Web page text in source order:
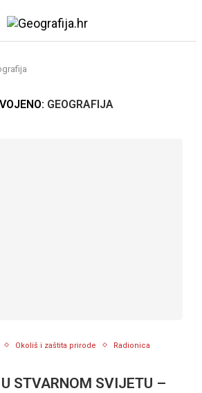
GEOGRAFIJA
Okoliš i zaštita prirode Radionica
STVARNOM SVIJETU –